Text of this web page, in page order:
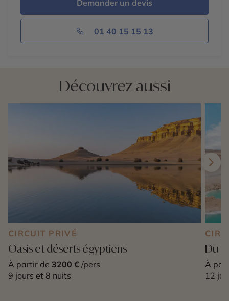
Demander un devis
01 40 15 15 13
Découvrez aussi
CIRCUIT PRIVÉ
Oasis et déserts égyptiens
À partir de 3200 € /pers
9 jours et 8 nuits
Du
À
12